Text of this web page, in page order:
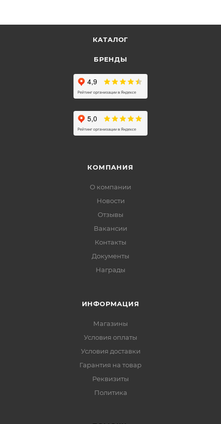
КАТАЛОГ
БРЕНДЫ
КОМПАНИЯ
О компании
Новости
Отзывы
Вакансии
Контакты
Документы
Награды
ИНФОРМАЦИЯ
Магазины
Условия оплаты
Условия доставки
Гарантия на товар
Реквизиты
Политика